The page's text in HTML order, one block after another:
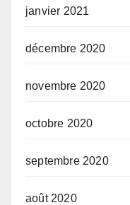
janvier 2021
décembre 2020
novembre 2020
octobre 2020
septembre 2020
août 2020